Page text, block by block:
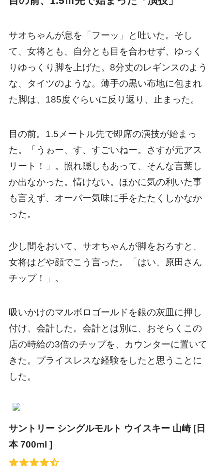
サオちゃんが息を「フーッ」と吐いた。そし
て、女将とも、自分とも目を合わせず、ゆっく
りゆっくり脚を上げた。8分丈のレギンスのよう
な、タイツのような。薄手の黒い布地に包まれ
た脚は、185度ぐらいに反り返り、止まった。
目の前。1.5メートル先で即席の演技が始まっ
た。「うゎー、す、すごいねー。さすが元アス
リート！」。照れ隠しもあって、そんな言葉し
か出なかった。情けない。ほかに気の利いた事
も言えず、オーバー気味に手をたたくしかなか
った。
少し間をおいて、サオちゃんが脚をおろすと、
女将はどや顔でこう言った。「はい、原田さん
チップ！」。
吸いかけのマルボロゴールドを銀の灰皿に押し
付け、会計した。会計とは別に、おそらくこの
店の時給の3倍のチップを、カウンターに置いて
きた。プライスレスな経験をしたと思うことに
した。
サントリー シングルモルト ウイスキー 山崎 [日
本 700ml ]